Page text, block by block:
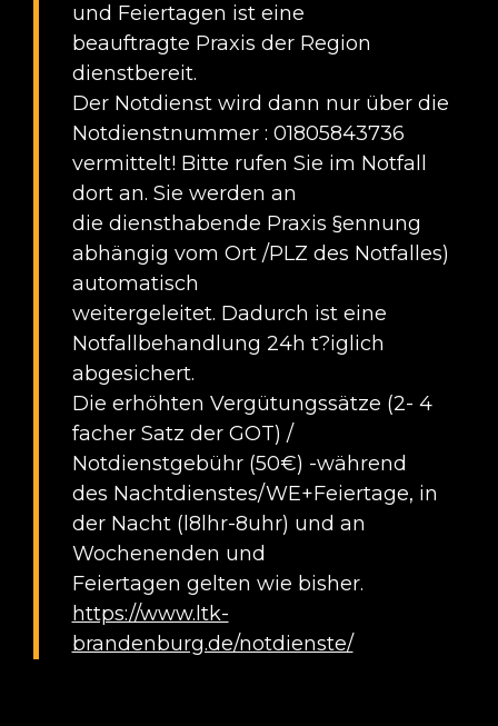
und Feiertagen ist eine
beauftragte Praxis der Region
dienstbereit.
Der Notdienst wird dann nur über die
Notdienstnummer : 01805843736
vermittelt! Bitte rufen Sie im Notfall
dort an. Sie werden an
die diensthabende Praxis §ennung
abhängig vom Ort /PLZ des Notfalles)
automatisch
weitergeleitet. Dadurch ist eine
Notfallbehandlung 24h t?iglich
abgesichert.
Die erhöhten Vergütungssätze (2- 4
facher Satz der GOT) /
Notdienstgebühr (50€) -während
des Nachtdienstes/WE+Feiertage, in
der Nacht (l8lhr-8uhr) und an
Wochenenden und
Feiertagen gelten wie bisher.
https://www.ltk-
brandenburg.de/notdienste/